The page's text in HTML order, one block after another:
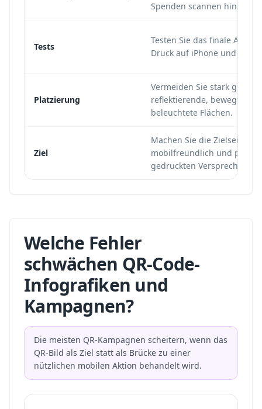
Spenden scannen hinzu.
Tests
Testen Sie das finale
Druck auf iPhone und
Platzierung
Vermeiden Sie stark
reflektierende, bewegte
beleuchtete Flächen.
Ziel
Machen Sie die Zielseite
mobilfreundlich und
gedruckten Versprechen.
Welche Fehler
schwächen QR-Code-
Infografiken und
Kampagnen?
Die meisten QR-Kampagnen scheitern, wenn das
QR-Bild als Ziel statt als Brücke zu einer
nützlichen mobilen Aktion behandelt wird.